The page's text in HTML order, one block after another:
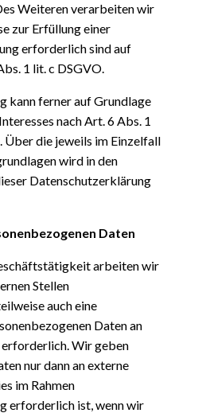
Weiteren verarbeiten wir
zur Erfüllung einer
erforderlich sind auf
1 lit. c DSGVO.
kann ferner auf Grundlage
nach Art. 6 Abs. 1
Über die jeweils im Einzelfall
wird in den
Datenschutzerklärung
Daten
arbeiten wir
Stellen
auch eine
Daten an
erforderlich.Wir geben
nur dann an externe
im Rahmen
erforderlich ist, wenn wir